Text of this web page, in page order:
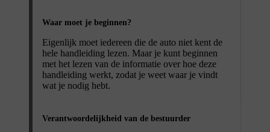
Waar moet je beginnen?
Eigenlijk moet iedereen die de auto niet kent de
hele handleiding lezen. Maar je kunt beginnen
met het lezen van de informatie over hoe deze
handleiding werkt, zodat je weet waar je vindt
wat je nodig hebt.
Verantwoordelijkheid van de bestuurder